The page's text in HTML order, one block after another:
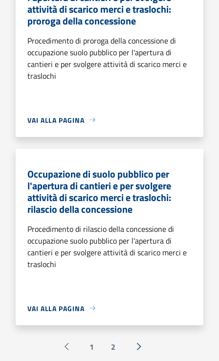
attività di scarico merci e traslochi:
proroga della concessione
Procedimento di proroga della concessione di
occupazione suolo pubblico per l'apertura di
cantieri e per svolgere attività di scarico merci e
traslochi
VAI ALLA PAGINA
Occupazione di suolo pubblico per
l'apertura di cantieri e per svolgere
attività di scarico merci e traslochi:
rilascio della concessione
Procedimento di rilascio della concessione di
occupazione suolo pubblico per l'apertura di
cantieri e per svolgere attività di scarico merci e
traslochi
VAI ALLA PAGINA
Pagina precedente
1 2 Successiva »